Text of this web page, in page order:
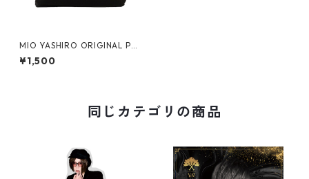
MIO YASHIRO ORIGINAL PO
UCH
¥1,500
同じカテゴリの商品